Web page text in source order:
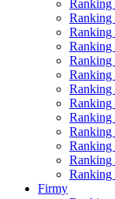
Ranking
Ranking
Ranking
Ranking
Ranking
Ranking
Firmy